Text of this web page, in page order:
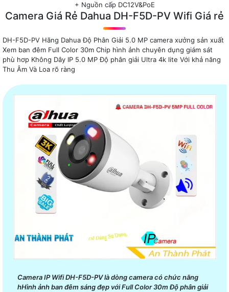
+ Nguồn cấp DC12V&PoE
Camera Giá Rẻ Dahua DH-F5D-PV Wifi Giá rẻ
DH-F5D-PV Hãng Dahua Độ Phân Giải 5.0 MP camera xưởng sản xuất
Xem ban đêm Full Color 30m Chip hình ảnh chuyên dụng giám sát
phù hơp Không Dây IP 5.0 MP Độ phân giải Ultra 4k lite Với khả năng
Thu Âm Và Loa rõ ràng
Camera IP Wifi DH-F5D-PV là dòng camera có chức năng
hHình ảnh ban đêm sáng đẹp với Full Color 30m Độ phân giải